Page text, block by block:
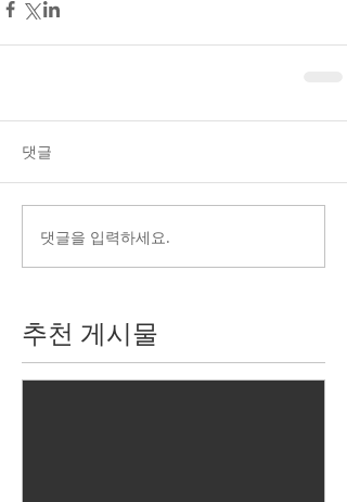
댓글
댓글을 입력하세요.
추천 게시물